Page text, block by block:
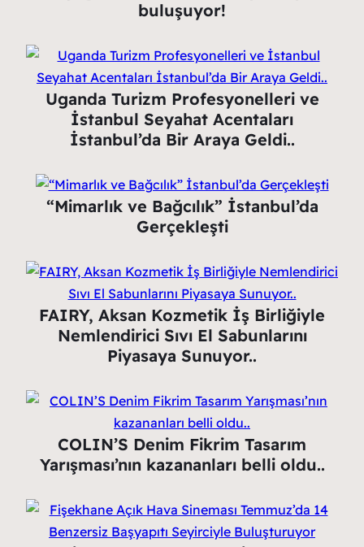
buluşuyor!
Uganda Turizm Profesyonelleri ve
İstanbul Seyahat Acentaları
İstanbul’da Bir Araya Geldi..
“Mimarlık ve Bağcılık” İstanbul’da
Gerçekleşti
FAIRY, Aksan Kozmetik İş Birliğiyle
Nemlendirici Sıvı El Sabunlarını
Piyasaya Sunuyor..
COLIN’S Denim Fikrim Tasarım
Yarışması’nın kazananları belli oldu..